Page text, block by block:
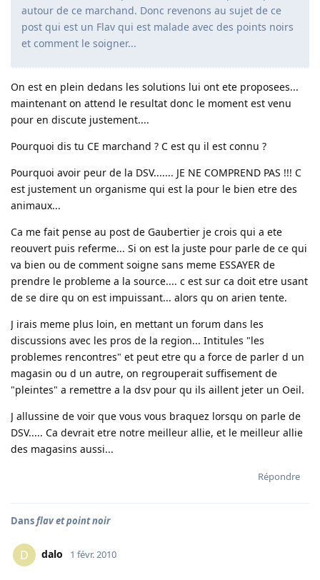
autour de ce marchand. Donc revenons au sujet de ce
post qui est un Flav qui est malade avec des points noirs
et comment le soigner...
On est en plein dedans les solutions lui ont ete proposees...
maintenant on attend le resultat donc le moment est venu
pour en discute justement....
Pourquoi dis tu CE marchand ? C est qu il est connu ?
Pourquoi avoir peur de la DSV....... JE NE COMPREND PAS !!! C
est justement un organisme qui est la pour le bien etre des
animaux...
Ca me fait pense au post de Gaubertier je crois qui a ete
reouvert puis referme... Si on est la juste pour parle de ce qui
va bien ou de comment soigne sans meme ESSAYER de
prendre le probleme a la source.... c est sur ca doit etre usant
de se dire qu on est impuissant... alors qu on arien tente.
J irais meme plus loin, en mettant un forum dans les
discussions avec les pros de la region... Intitules "les
problemes rencontres" et peut etre qu a force de parler d un
magasin ou d un autre, on regrouperait suffisement de
"pleintes" a remettre a la dsv pour qu ils aillent jeter un Oeil.
J allussine de voir que vous vous braquez lorsqu on parle de
DSV..... Ca devrait etre notre meilleur allie, et le meilleur allie
des magasins aussi...
Répondre
Dansflav et point noir
D dalo 1 févr. 2010